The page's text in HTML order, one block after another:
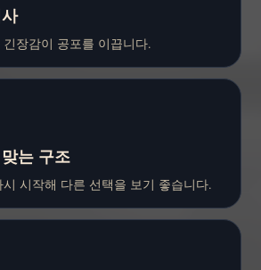
장감이 공포를 이끕니다.
는 구조
시작해 다른 선택을 보기 좋습니다.